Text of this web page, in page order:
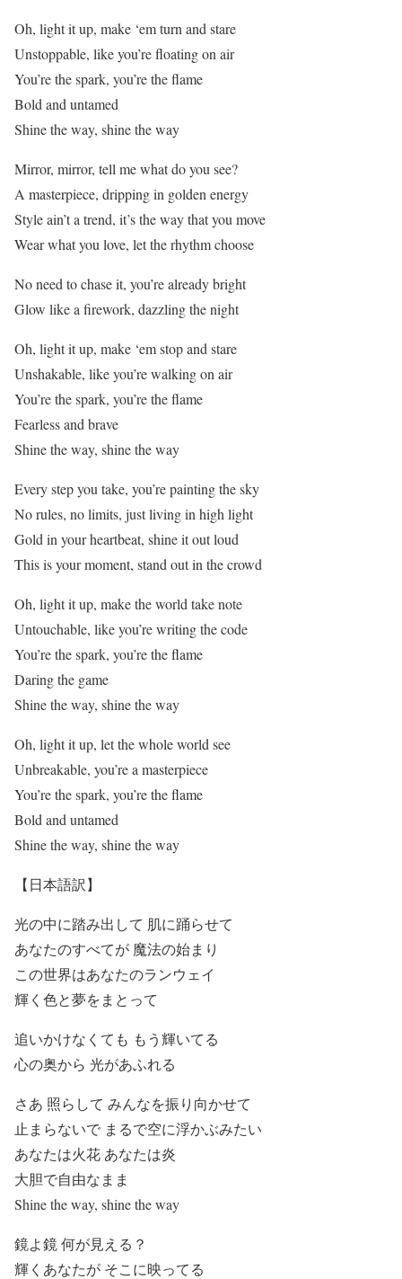
Oh, light it up, make ‘em turn and stare
Unstoppable, like you’re floating on air
You’re the spark, you’re the flame
Bold and untamed
Shine the way, shine the way
Mirror, mirror, tell me what do you see?
A masterpiece, dripping in golden energy
Style ain’t a trend, it’s the way that you move
Wear what you love, let the rhythm choose
No need to chase it, you’re already bright
Glow like a firework, dazzling the night
Oh, light it up, make ‘em stop and stare
Unshakable, like you’re walking on air
You’re the spark, you’re the flame
Fearless and brave
Shine the way, shine the way
Every step you take, you’re painting the sky
No rules, no limits, just living in high light
Gold in your heartbeat, shine it out loud
This is your moment, stand out in the crowd
Oh, light it up, make the world take note
Untouchable, like you’re writing the code
You’re the spark, you’re the flame
Daring the game
Shine the way, shine the way
Oh, light it up, let the whole world see
Unbreakable, you’re a masterpiece
You’re the spark, you’re the flame
Bold and untamed
Shine the way, shine the way
【日本語訳】
光の中に踏み出して 肌に踊らせて
あなたのすべてが 魔法の始まり
この世界はあなたのランウェイ
輝く色と夢をまとって
追いかけなくても もう輝いてる
心の奥から 光があふれる
さあ 照らして みんなを振り向かせて
止まらないで まるで空に浮かぶみたい
あなたは火花 あなたは炎
大胆で自由なまま
Shine the way, shine the way
鏡よ鏡 何が見える？
輝くあなたが そこに映ってる